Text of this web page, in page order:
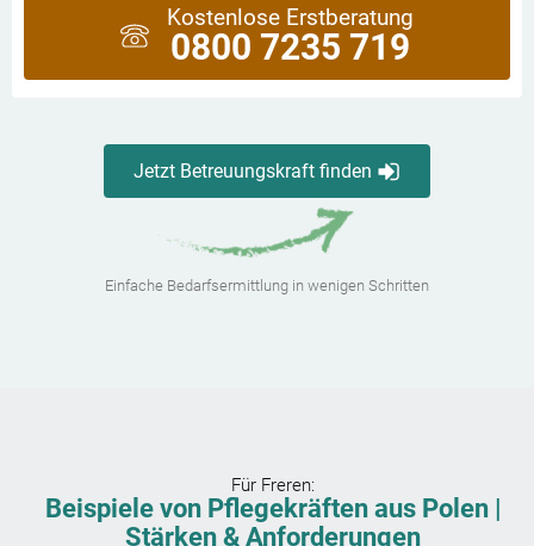
Kostenlose Erstberatung
0800 7235 719
Jetzt Betreuungskraft finden
Einfache Bedarfsermittlung in wenigen Schritten
Für Freren:
Beispiele von Pflegekräften aus Polen |
Stärken & Anforderungen